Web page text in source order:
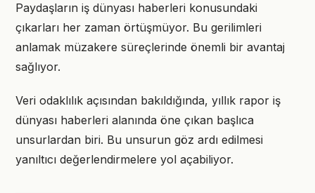
Paydaşların iş dünyası haberleri konusundaki
çıkarları her zaman örtüşmüyor. Bu gerilimleri
anlamak müzakere süreçlerinde önemli bir avantaj
sağlıyor.
Veri odaklılık açısından bakıldığında, yıllık rapor iş
dünyası haberleri alanında öne çıkan başlıca
unsurlardan biri. Bu unsurun göz ardı edilmesi
yanıltıcı değerlendirmelere yol açabiliyor.